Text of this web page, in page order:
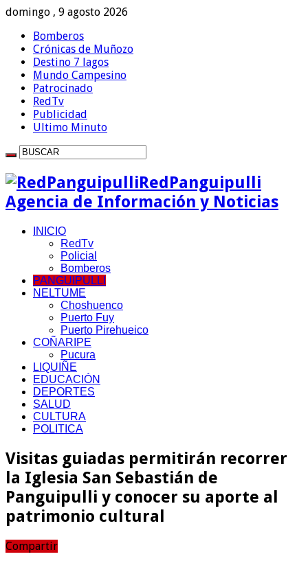
domingo , 9 agosto 2026
Bomberos
Crónicas de Muñozo
Destino 7 lagos
Mundo Campesino
Patrocinado
RedTv
Publicidad
Ultimo Minuto
RedPanguipulli
Agencia de Información y Noticias
INICIO
RedTv
Policial
Bomberos
PANGUIPULLI
NELTUME
Choshuenco
Puerto Fuy
Puerto Pirehueico
COÑARIPE
Pucura
LIQUIÑE
EDUCACIÓN
DEPORTES
SALUD
CULTURA
POLITICA
Visitas guiadas permitirán recorrer
la Iglesia San Sebastián de
Panguipulli y conocer su aporte al
patrimonio cultural
Compartir